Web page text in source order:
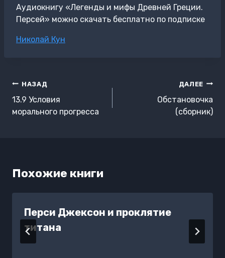
Аудиокнигу «Легенды и мифы Древней Греции.
Персей» можно скачать бесплатно по подписке
Метки
Николай Кун
Навигация
по
записям
НАЗАД
13.9 Условия
морального прогресса
ДАЛЕЕ
Обстановочка
(сборник)
Похожие книги
Перси Джексон и проклятие
титана